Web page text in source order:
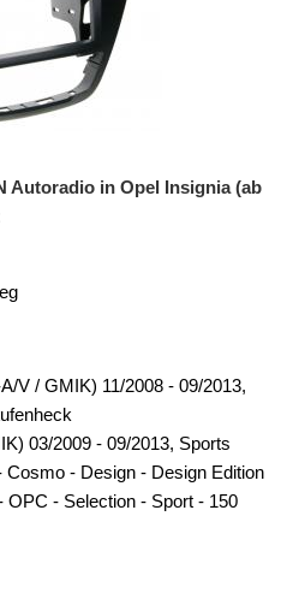
Autoradio in Opel Insignia (ab
V / GMIK) 11/2008 - 09/2013,
03/2009 - 09/2013, Sports
Cosmo - Design - Design Edition
OPC - Selection - Sport - 150